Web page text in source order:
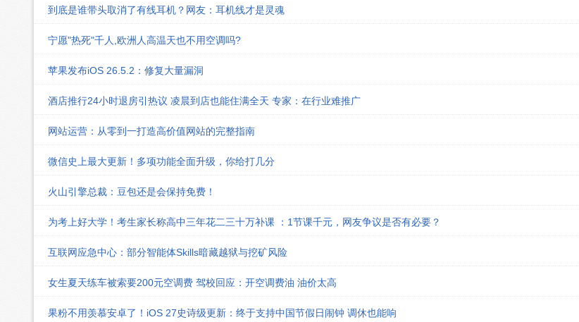
到底是谁带头取消了有线耳机？网友：耳机线才是灵魂
宁愿"热死"千人,欧洲人高温天也不用空调吗?
苹果发布iOS 26.5.2：修复大量漏洞
酒店推行24小时退房引热议 凌晨到店也能住满全天 专家：在行业难推广
网站运营：从零到一打造高价值网站的完整指南
微信史上最大更新！多项功能全面升级，你给打几分
火山引擎总裁：豆包还是会保持免费！
为考上好大学！考生家长称高中三年花二三十万补课 ：1节课千元，网友争议是否有必要？
互联网应急中心：部分智能体Skills暗藏越狱与挖矿风险
女生夏天练车被索要200元空调费 驾校回应：开空调费油 油价太高
果粉不用羡慕安卓了！iOS 27史诗级更新：终于支持中国节假日闹钟 调休也能响